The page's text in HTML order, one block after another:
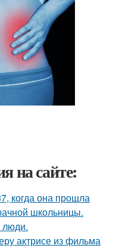
на сайте:
когда она прошла
школьницы.
люди.
актрисе из фильма